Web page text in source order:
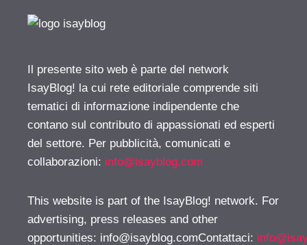
Il presente sito web è parte del network
IsayBlog! la cui rete editoriale comprende siti
tematici di informazione indipendente che
contano sul contributo di appassionati ed esperti
del settore. Per pubblicità, comunicati e
collaborazioni: info@isayblog.com
This website is part of the IsayBlog! network. For
advertising, press releases and other
opportunities: info@isayblog.comContattaci: